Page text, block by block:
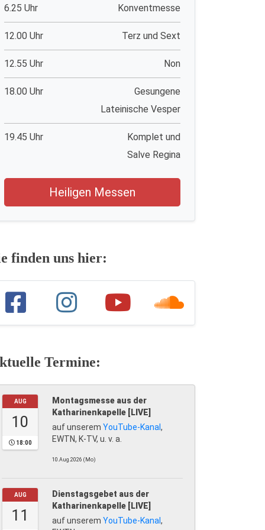
6.25 Uhr Konventmesse
12.00 Uhr Terz und Sext
12.55 Uhr Non
18.00 Uhr
Gesungene
Lateinische Vesper
19.45 Uhr
Komplet und
Salve Regina
Heiligen Messen
finden uns hier:
Termine:
AUG
10
18:00
Montagsmesse aus der
Katharinenkapelle [LIVE]
auf unserem YouTube-Kanal ,
EWTN, K-TV, u. v. a.
10.Aug.2026 (Mo)
AUG
11
Dienstagsgebet aus der
Katharinenkapelle [LIVE]
auf unserem YouTube-Kanal ,